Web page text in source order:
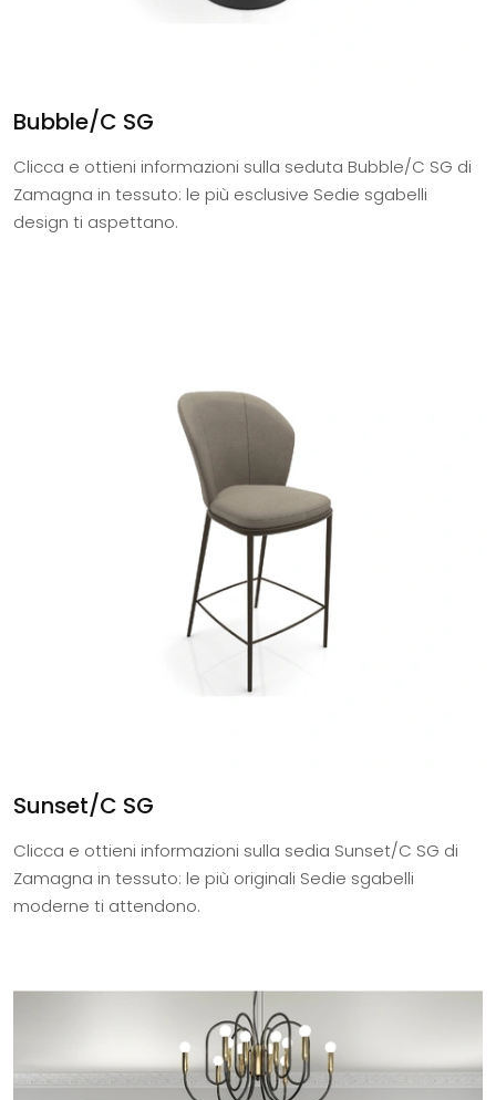
Bubble/C SG
Clicca e ottieni informazioni sulla seduta Bubble/C SG di
Zamagna in tessuto: le più esclusive Sedie sgabelli
design ti aspettano.
Sunset/C SG
Clicca e ottieni informazioni sulla sedia Sunset/C SG di
Zamagna in tessuto: le più originali Sedie sgabelli
moderne ti attendono.